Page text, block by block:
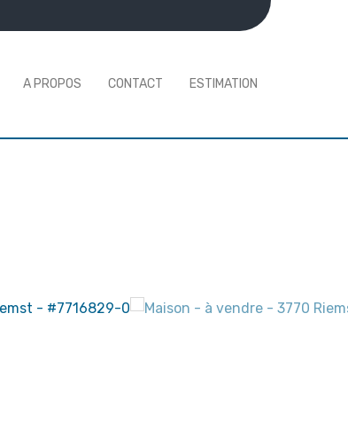
A PROPOS CONTACT ESTIMATION